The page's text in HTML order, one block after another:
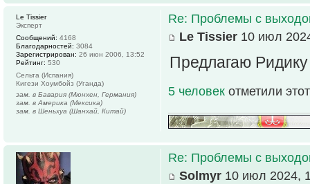
Re: Проблемы с
Le Tissier 10 июл
Предлагаю
5 человек отметили
Le Tissier
Эксперт
Сообщений: 4168
Благодарностей: 3084
Зарегистрирован: 26 июн 2006, 13:52
Рейтинг: 530
Сельта (Испания)
Кигези Хоумбойз (Уганда)
зам. в Бавария (Мюнхен, Германия)
зам. в Америка (Мексика)
зам. в Шеньхуа (Шанхай, Китай)
Re: Проблемы с
Solmyr 10 июл 2024,